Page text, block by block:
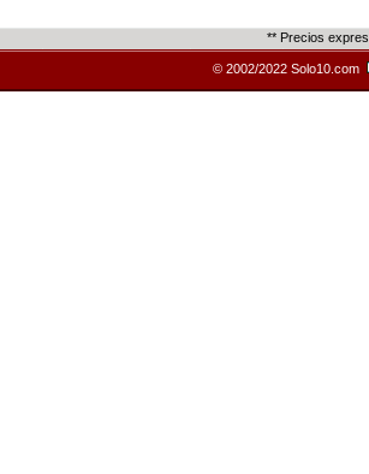
** Precios
© 2002/2022 Solo10.com